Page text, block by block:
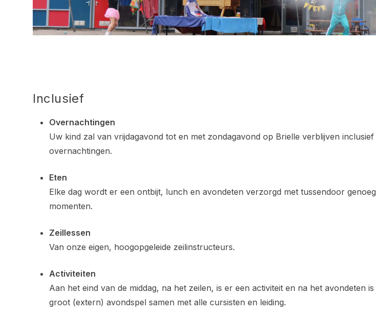
Inclusief
Overnachtingen
Uw kind zal van vrijdagavond tot en met zondagavond op Brielle verblijven inclusief
overnachtingen.
Eten
Elke dag wordt er een ontbijt, lunch en avondeten verzorgd met tussendoor
momenten.
Zeillessen
Van onze eigen, hoogopgeleide zeilinstructeurs.
Activiteiten
Aan het eind van de middag, na het zeilen, is er een activiteit en na het avondeten
groot (extern) avondspel samen met alle cursisten en leiding.